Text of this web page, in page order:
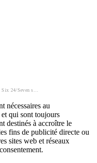
nécessaires au
qui sont toujours
destinés à accroître le
fins de publicité directe ou
sites web et réseaux